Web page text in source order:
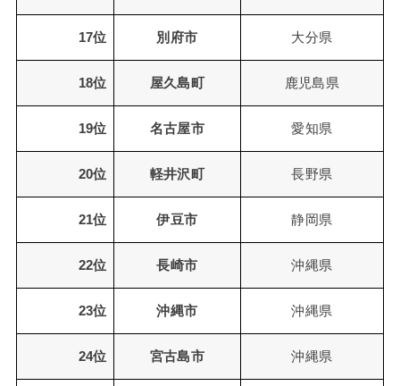
17位 別府市 大分県
18位 屋久島町 鹿児島県
19位 名古屋市 愛知県
20位 軽井沢町 長野県
21位 伊豆市 静岡県
22位 長崎市 沖縄県
23位 沖縄市 沖縄県
24位 宮古島市 沖縄県